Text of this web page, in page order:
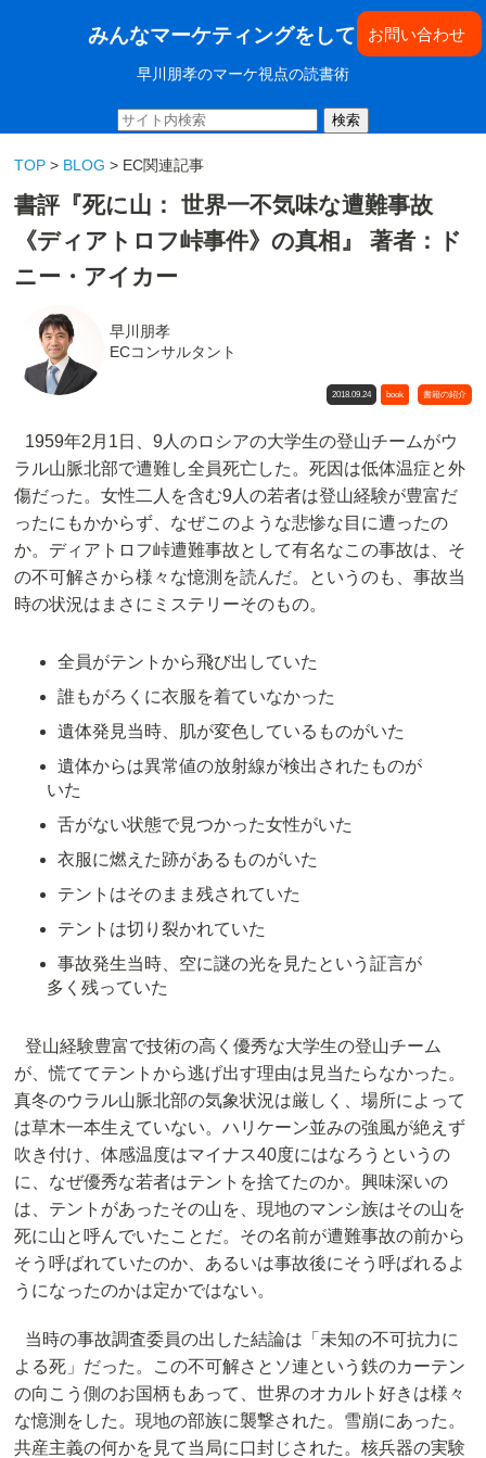
みんなマーケティングをしてきた
早川朋孝のマーケ視点の読書術
お問い合わせ
検索
TOP > BLOG > EC関連記事
書評『死に山： 世界一不気味な遭難事故
《ディアトロフ峠事件》の真相』 著者：ド
ニー・アイカー
早川朋孝
ECコンサルタント
2018.09.24 book 書籍の紹介
1959年2月1日、9人のロシアの大学生の登山チームがウ
ラル山脈北部で遭難し全員死亡した。死因は低体温症と外
傷だった。女性二人を含む9人の若者は登山経験が豊富だ
ったにもかからず、なぜこのような悲惨な目に遭ったの
か。ディアトロフ峠遭難事故として有名なこの事故は、そ
の不可解さから様々な憶測を読んだ。というのも、事故当
時の状況はまさにミステリーそのもの。
全員がテントから飛び出していた
誰もがろくに衣服を着ていなかった
遺体発見当時、肌が変色しているものがいた
遺体からは異常値の放射線が検出されたものが
いた
舌がない状態で見つかった女性がいた
衣服に燃えた跡があるものがいた
テントはそのまま残されていた
テントは切り裂かれていた
事故発生当時、空に謎の光を見たという証言が
多く残っていた
登山経験豊富で技術の高く優秀な大学生の登山チーム
が、慌ててテントから逃げ出す理由は見当たらなかった。
真冬のウラル山脈北部の気象状況は厳しく、場所によって
は草木一本生えていない。ハリケーン並みの強風が絶えず
吹き付け、体感温度はマイナス40度にはなろうというの
に、なぜ優秀な若者はテントを捨てたのか。興味深いの
は、テントがあったその山を、現地のマンシ族はその山を
死に山と呼んでいたことだ。その名前が遭難事故の前から
そう呼ばれていたのか、あるいは事故後にそう呼ばれるよ
うになったのかは定かではない。
当時の事故調査委員の出した結論は「未知の不可抗力に
よる死」だった。この不可解さとソ連という鉄のカーテン
の向こう側のお国柄もあって、世界のオカルト好きは様々
な憶測をした。現地の部族に襲撃された。雪崩にあった。
共産主義の何かを見て当局に口封じされた。核兵器の実験